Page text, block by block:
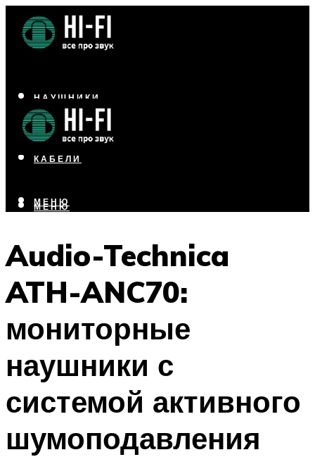
НАУШНИКИ
АКУСТИКА
УСИЛИТЕЛИ
КАБЕЛИ
МЕНЮ
МЕНЮ
Audio-Technica
ATH-ANC70:
мониторные
наушники с
системой активного
шумоподавления